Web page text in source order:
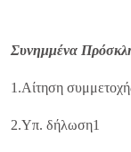
Συνημμένα
1.Αίτηση
2.Υπ. δήλωση1